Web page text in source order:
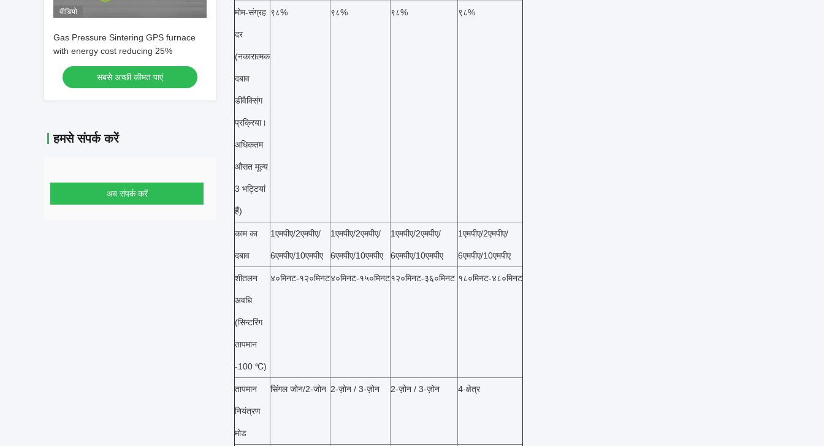
वीडियो
Gas Pressure Sintering GPS furnace
with energy cost reducing 25%
सबसे अच्छी कीमत पाएं
हमसे संपर्क करें
अब संपर्क करें
मोम-संग्रह
दर
(नकारात्मक
दबाव
डीवैक्सिंग
प्रक्रिया।
अधिकतम
औसत मूल्य
3 भट्टियां
हैं)
९८% ९८% ९८% ९८%
काम का
दबाव
1एमपीए/2एमपीए/
6एमपीए/10एमपीए
1एमपीए/2एमपीए/
6एमपीए/10एमपीए
1एमपीए/2एमपीए/
6एमपीए/10एमपीए
1एमपीए/2एमपीए/
6एमपीए/10एमपीए
शीतलन
अवधि
(सिन्टरिंग
तापमान
-100 ℃)
४०मिनट-१२०मिनट४०मिनट-१५०मिनट१२०मिनट-३६०मिनट १८०मिनट-४८०मिनट
तापमान
नियंत्रण
मोड
सिंगल जोन/2-जोन 2-ज़ोन / 3-ज़ोन 2-ज़ोन / 3-ज़ोन 4-क्षेत्र